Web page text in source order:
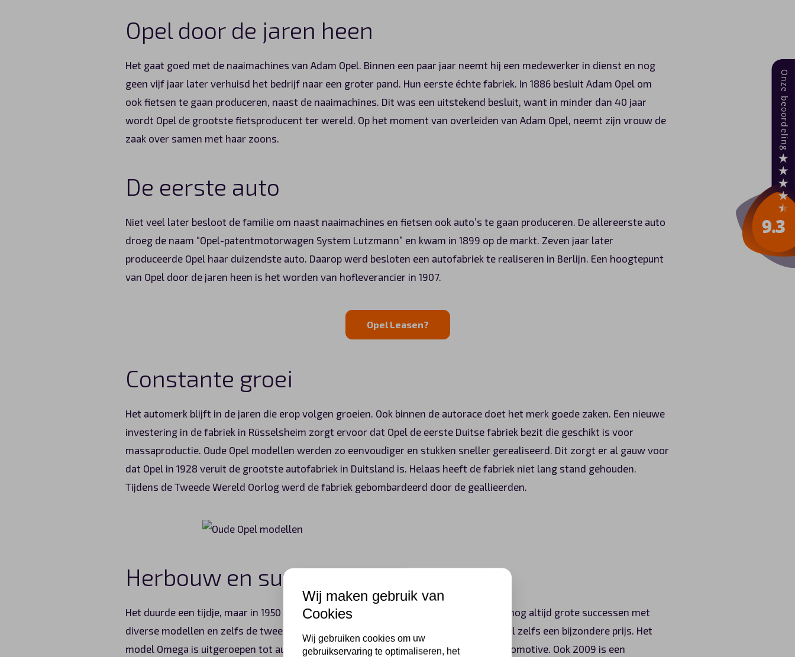
Opel door de jaren heen
Het gaat goed met de naaimachines van Adam Opel. Binnen een paar jaar neemt hij een medewerker in dienst en nog
geen vijf jaar later verhuisd het bedrijf naar een groter pand. Hun eerste échte fabriek. In 1886 besluit Adam Opel om
ook fietsen te gaan produceren, naast de naaimachines. Dit was een uitstekend besluit, want in minder dan 40 jaar
wordt Opel de grootste fietsproducent ter wereld. Op het moment van overleiden van Adam Opel, neemt zijn vrouw de
zaak over samen met haar zoons.
De eerste auto
Niet veel later besloot de familie om naast naaimachines en fietsen ook auto’s te gaan produceren. De allereerste auto
droeg de naam “Opel-patentmotorwagen System Lutzmann” en kwam in 1899 op de markt. Zeven jaar later
produceerde Opel haar duizendste auto. Daarop werd besloten een autofabriek te realiseren in Berlijn. Een hoogtepunt
van Opel door de jaren heen is het worden van hofleverancier in 1907.
Opel Leasen?
Constante groei
Het automerk blijft in de jaren die erop volgen groeien. Ook binnen de autorace doet het merk goede zaken. Een nieuwe
investering in de fabriek in Rüsselsheim zorgt ervoor dat Opel de eerste Duitse fabriek bezit die geschikt is voor
massaproductie. Oude Opel modellen werden zo eenvoudiger en stukken sneller gerealiseerd. Dit zorgt er al gauw voor
dat Opel in 1928 veruit de grootste autofabriek in Duitsland is. Helaas heeft de fabriek niet lang stand gehouden.
Tijdens de Tweede Wereld Oorlog werd de fabriek gebombardeerd door de geallieerden.
Herbouw en successen
Het duurde een tijdje, maar in 1950 is de fabriek volledig herbouwd. Het bedrijf boekt nog altijd grote successen met
diverse modellen en zelfs de twee miljoenste auto rolt van de band. In 1986 wint Opel zelfs een bijzondere prijs. Het
model Omega is uitgeroepen tot auto van het jaar. Een belangrijke prijs binnen de automotive. Ook 2009 is een
Wij maken gebruik van
Cookies
Wij gebruiken cookies om uw
gebruikservaring te optimaliseren, het